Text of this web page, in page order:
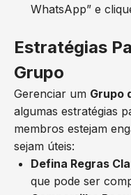
WhatsApp” e
Estratégias
Grupo
Gerenciar um Grupo
algumas estratégias
membros estejam
sejam úteis:
Defina Regras
que pode ser